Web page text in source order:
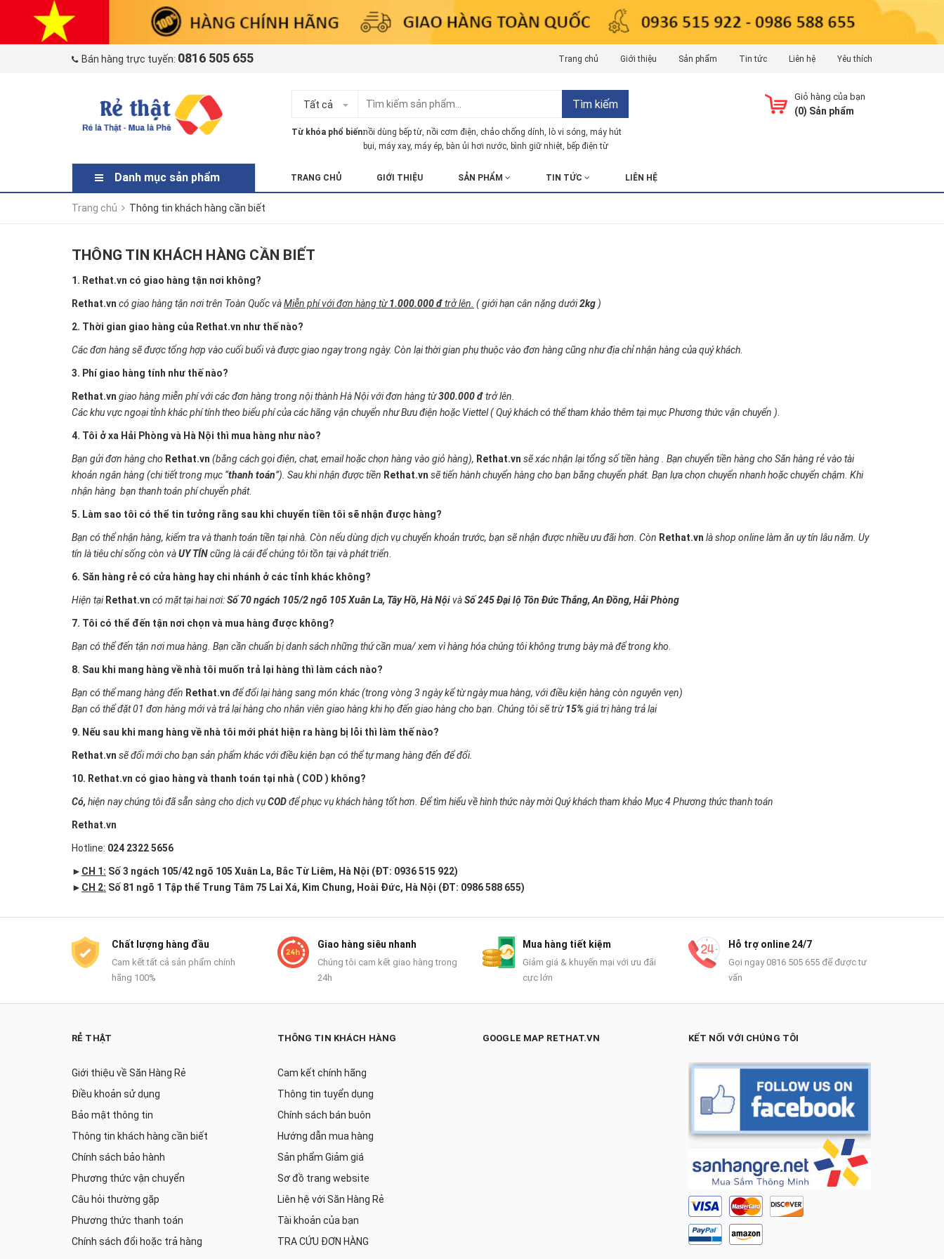
Bán hàng trực tuyến: 0816 505 655 Trang chủ Giới thiệu Sản phẩm Tin tức Liên hệ Yêu thích
Tất cả Tìm kiếm
Từ khóa phổ biến:nồi dùng bếp từ, nồi cơm điện, chảo chống dính, lò vi sóng, máy hút
bụi, máy xay, máy ép, bàn ủi hơi nước, bình giữ nhiệt, bếp điện từ
Giỏ hàng của bạn
(0) Sản phẩm
Danh mục sản phẩm TRANG CHỦ GIỚI THIỆU SẢN PHẨM TIN TỨC LIÊN HỆ
Trang chủ Thông tin khách hàng cần biết
THÔNG TIN KHÁCH HÀNG CẦN BIẾT
1. Rethat.vn có giao hàng tận nơi không?
Rethat.vn có giao hàng tận nơi trên Toàn Quốc vàMiễn phí với đơn hàng từ1.000.000 đtrở lên. ( giới hạn cân nặng dưới2kg )
2. Thời gian giao hàng của Rethat.vn như thế nào?
Các đơn hàng sẽ được tổng hợp vào cuối buổi và được giao ngay trong ngày. Còn lại thời gian phụ thuộc vào đơn hàng cũng như địa chỉ nhận hàng của quý khách
3. Phí giao hàng tính như thế nào?
Rethat.vn giao hàng miễn phí với các đơn hàng trong nội thành Hà Nội với đơn hàng từ300.000 đtrở lên.
Các khu vực ngoại tỉnh khác phí tính theo biểu phí của các hãng vận chuyển như Bưu điện hoặc Viettel ( Quý khách có thể tham khảo thêm tại mụcPhương thức vận chuyển )
4. Tôi ở xa Hải Phòng và Hà Nội thì mua hàng như nào?
Bạn gửi đơn hàng cho Rethat.vn (bằng cách gọi điện, chat, email hoặc chọn hàng vào giỏ hàng), Rethat.vn sẽ xác nhận lại tổng số tiền hàng . Bạn chuyển tiền hàng cho Săn hàng rẻ vào tài
khoản ngân hàng (chi tiết trong mục “thanh toán”). Sau khi nhận được tiền Rethat.vn sẽ tiến hành chuyển hàng cho bạn bằng chuyển phát. Bạn lựa chọn chuyển nhanh hoặc chuyển chậm. Khi
nhận hàng bạn thanh toán phí chuyển phát.
5. Làm sao tôi có thể tin tưởng rằng sau khi chuyển tiền tôi sẽ nhận được hàng?
Bạn có thể nhận hàng, kiểm tra và thanh toán tiền tại nhà. Còn nếu dùng dịch vụ chuyển khoản trước, bạn sẽ nhận được nhiều ưu đãi hơn. Còn Rethat.vn là shop online làm ăn uy tín lâu năm. Uy
tín là tiêu chí sống còn vàUY TÍNcũng là cái để chúng tôi tồn tại và phát triển
6. Săn hàng rẻ có cửa hàng hay chi nhánh ở các tỉnh khác không?
Hiện tại Rethat.vn có mặt tại hai nơi:Số 70 ngách 105/2 ngõ 105 Xuân La, Tây Hồ, Hà NộivàSố 245 Đại lộ Tôn Đức Thắng, An Đồng, Hải Phòng
7. Tôi có thể đến tận nơi chọn và mua hàng được không?
Bạn có thể đến tận nơi mua hàng. Bạn cần chuẩn bị danh sách những thứ cần mua/ xem vì hàng hóa chúng tôi không trưng bày mà để trong kho
8. Sau khi mang hàng về nhà tôi muốn trả lại hàng thì làm cách nào?
Bạn có thể mang hàng đến Rethat.vn để đổi lại hàng sang món khác (trong vòng 3 ngày kể từ ngày mua hàng, với điều kiện hàng còn nguyên vẹn)
Bạn có thể đặt 01 đơn hàng mới và trả lại hàng cho nhân viên giao hàng khi họ đến giao hàng cho bạn. Chúng tôi sẽ trừ15% giá trị hàng trả lại
9. Nếu sau khi mang hàng về nhà tôi mới phát hiện ra hàng bị lỗi thì làm thế nào?
Rethat.vn sẽ đổi mới cho bạn sản phẩm khác với điều kiện bạn có thể tự mang hàng đến để đổi.
10. Rethat.vn có giao hàng và thanh toán tại nhà ( COD ) không?
Có, hiện nay chúng tôi đã sẵn sàng cho dịch vụCODđể phục vụ khách hàng tốt hơn. Để tìm hiểu về hình thức này mời Quý khách tham khảo Mục 4 Phương thức thanh toán
Rethat.vn
Hotline: 024 2322 5656
► CH 1: Số 3 ngách 105/42 ngõ 105 Xuân La, Bắc Từ Liêm, Hà Nội (ĐT: 0936 515 922)
► CH 2: Số 81 ngõ 1 Tập thể Trung Tâm 75 Lai Xá, Kim Chung, Hoài Đức, Hà Nội (ĐT: 0986 588 655)
Chất lượng hàng đầu
Cam kết tất cả sản phẩm chính
hãng 100%
Giao hàng siêu nhanh
Chúng tôi cam kết giao hàng trong
24h
Mua hàng tiết kiệm
Giảm giá & khuyến mại với ưu đãi
cực lớn
Hỗ trợ online 24/7
Gọi ngay 0816 505 655 để được tư
vấn
RẺ THẬT
Giới thiệu về Săn Hàng Rẻ
Điều khoản sử dụng
Bảo mật thông tin
Thông tin khách hàng cần biết
Chính sách bảo hành
Phương thức vận chuyển
Câu hỏi thường gặp
Phương thức thanh toán
Chính sách đổi hoặc trả hàng
THÔNG TIN KHÁCH HÀNG
Cam kết chính hãng
Thông tin tuyển dụng
Chính sách bán buôn
Hướng dẫn mua hàng
Sản phẩm Giảm giá
Sơ đồ trang website
Liên hệ với Săn Hàng Rẻ
Tài khoản của bạn
TRA CỨU ĐƠN HÀNG
GOOGLE MAP RETHAT.VN KẾT NỐI VỚI CHÚNG TÔI